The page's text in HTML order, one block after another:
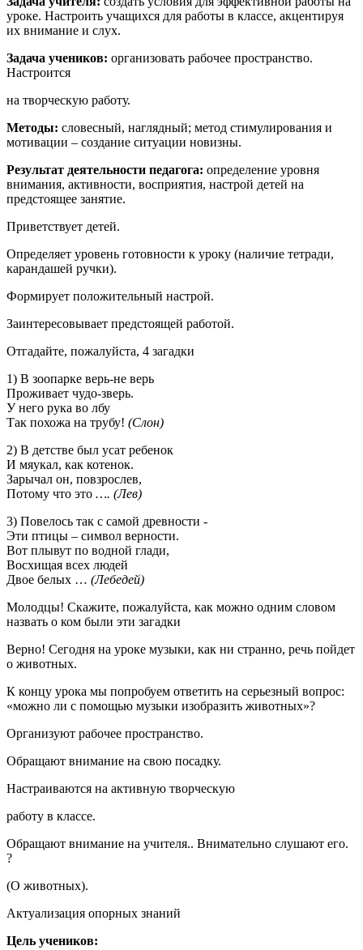
уроке. Настроить учащихся для работы в классе, акцентируя
их внимание и слух.
Задача учеников: организовать рабочее пространство.
Настроится
на творческую работу.
Методы: словесный, наглядный; метод стимулирования и
мотивации – создание ситуации новизны.
Результат деятельности педагога: определение уровня
внимания, активности, восприятия, настрой детей на
предстоящее занятие.
Приветствует детей.
Определяет уровень готовности к уроку (наличие тетради,
карандашей ручки).
Формирует положительный настрой.
Заинтересовывает предстоящей работой.
Отгадайте, пожалуйста, 4 загадки
1) В зоопарке верь-не верь
Проживает чудо-зверь.
У него рука во лбу
Так похожа на трубу! (Cлон)
2) В детстве был усат ребенок
И мяукал, как котенок.
Зарычал он, повзрослев,
Потому что это …. (Лев)
3) Повелось так с самой древности -
Эти птицы – символ верности.
Вот плывут по водной глади,
Восхищая всех людей
Двое белых … (Лебедей)
Молодцы! Скажите, пожалуйста, как можно одним словом
назвать о ком были эти загадки
Верно! Сегодня на уроке музыки, как ни странно, речь пойдет
о животных.
К концу урока мы попробуем ответить на серьезный вопрос:
«можно ли с помощью музыки изобразить животных»?
Организуют рабочее пространство.
Обращают внимание на свою посадку.
Настраиваются на активную творческую
работу в классе.
Обращают внимание на учителя.. Внимательно слушают его.
?
(О животных).
Актуализация опорных знаний
Цель учеников: